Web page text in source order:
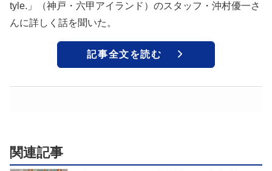
tyle.」（神戸・六甲アイランド）のスタッフ・沖村優一さ
んに詳しく話を聞いた。
記事全文を読む
関連記事